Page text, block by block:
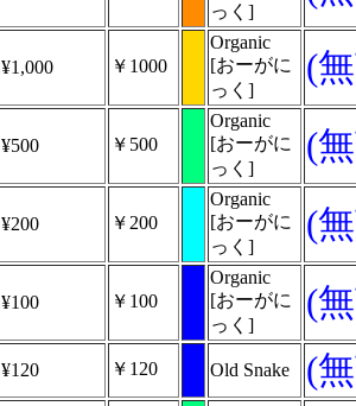
っく]
¥1,000 ￥1000
Organic
[おーがに
っく]
(
¥500 ￥500
Organic
[おーがに
っく]
(
¥200 ￥200
Organic
[おーがに
っく]
(
¥100 ￥100
Organic
[おーがに
っく]
(
¥120 ￥120 Old Snake (